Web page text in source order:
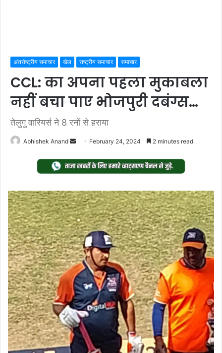
अंतर्राष्ट्रीय समाचार खेल राष्ट्रीय समाचार समाचार
CCL: का अपना पहला मुकाबला
नहीं बचा पाए भोजपुरी दबंग्स…
तेलुगु वारियर्स ने 8 रनों से हराया
Abhishek Anand
Send
email
February 24, 2024 2 minutes read